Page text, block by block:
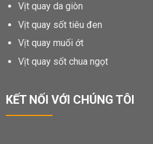
Vịt quay da giòn
Vịt quay sốt tiêu đen
Vịt quay muối ớt
Vịt quay sốt chua ngọt
KẾT NỐI VỚI CHÚNG TÔI